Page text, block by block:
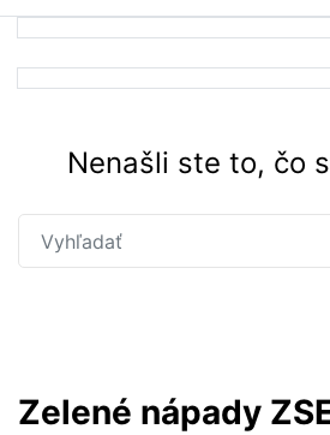
Nenašli ste to, čo
Zelené nápady